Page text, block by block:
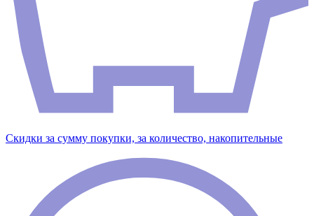
Скидки за сумму покупки, за количество, накопительные